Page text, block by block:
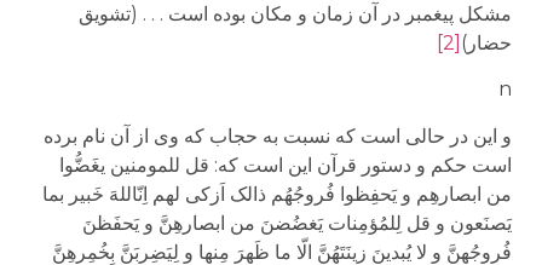
مشکل پیغمبر در آن زمان و مکان بوده است . . . (تشویق
حضار) [2]
n
و این در حالی است که نسبت به حجاب که وی از آن نام برده
است حکم و دستور قرآن این است که: قل للمومنین یغَضُّوا
من ابصارهِم و یَحفِظوا فُروجُهُم ذالک اَزکی لهم اِنّ­اللهَ خَبیر بما
یَصنَعون و قل لِلمُؤمِنات یَغضُضنَ من ابصارهِنَّ و یَحفَظنَ
فُروجُهنَّ و لا یُبدینَ زینَتَهُنَّ الّا ما ظَهرَ مِنها و لِیَضِربَنَّ بِخُمِرهِنَّ